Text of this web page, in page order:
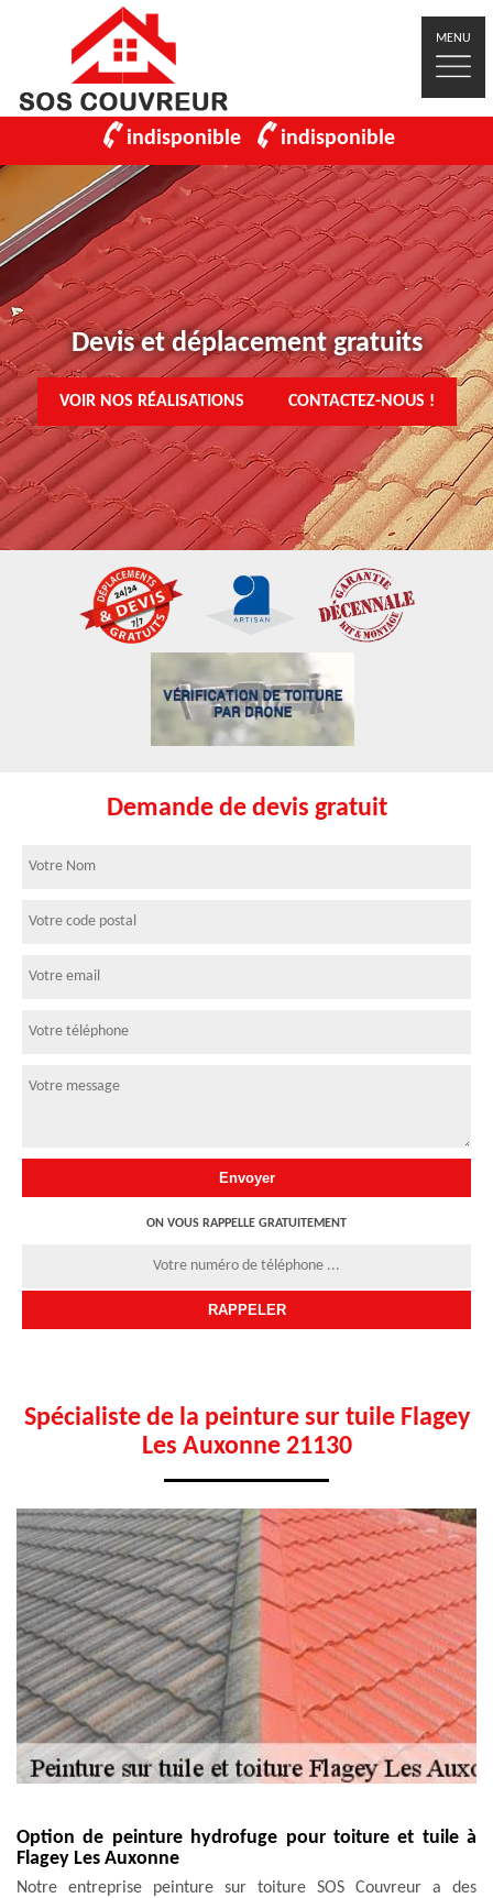
MENU
indisponible indisponible
Devis et déplacement gratuits
VOIR NOS RÉALISATIONS CONTACTEZ-NOUS !
Demande de devis gratuit
ON VOUS RAPPELLE GRATUITEMENT
Spécialiste de la peinture sur tuile Flagey
Les Auxonne 21130
Option de peinture hydrofuge pour toiture et tuile à
Flagey Les Auxonne
Notre entreprise peinture sur toiture SOS Couvreur a des